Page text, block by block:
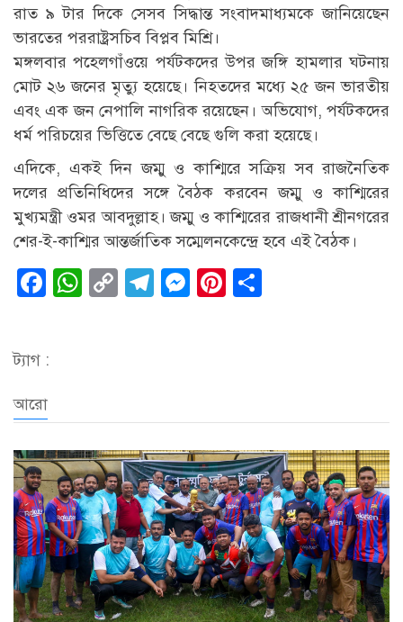
রাত ৯ টার দিকে সেসব সিদ্ধান্ত সংবাদমাধ্যমকে জানিয়েছেন
ভারতের পররাষ্ট্রসচিব বিপ্লব মিশ্রি।
মঙ্গলবার পহেলগাঁওয়ে পর্যটকদের উপর জঙ্গি হামলার ঘটনায়
মোট ২৬ জনের মৃত্যু হয়েছে। নিহতদের মধ্যে ২৫ জন ভারতীয়
এবং এক জন নেপালি নাগরিক রয়েছেন। অভিযোগ, পর্যটকদের
ধর্ম পরিচয়ের ভিত্তিতে বেছে বেছে গুলি করা হয়েছে।
এদিকে, একই দিন জম্মু ও কাশ্মিরে সক্রিয় সব রাজনৈতিক
দলের প্রতিনিধিদের সঙ্গে বৈঠক করবেন জম্মু ও কাশ্মিরের
মুখ্যমন্ত্রী ওমর আবদুল্লাহ। জম্মু ও কাশ্মিরের রাজধানী শ্রীনগরের
শের-ই-কাশ্মির আন্তর্জাতিক সম্মেলনকেন্দ্রে হবে এই বৈঠক।
Facebook
WhatsApp
CopyTelegram
Messenger
Pinterest
ট্যাগ :
আরো